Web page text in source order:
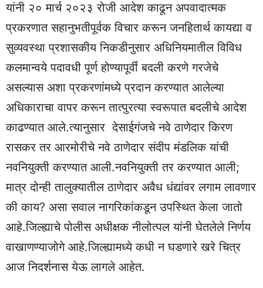
यांनी २० मार्च २०२३ रोजी आदेश काढून अपवादात्मक
प्रकरणात सहानुभतीपूर्वक विचार करून जनहितार्थ कायद्या व
सुव्यवस्था प्रशासकीय निकडीनुसार अधिनियमातील विविध
कलमान्वये पदावधी पूर्ण होण्यापूर्वी बदली करणे गरजेचे
असल्यास अशा प्रकरणांमध्ये प्रदान करण्यात आलेल्या
अधिकाराचा वापर करून तात्पुरत्या स्वरूपात बदलीचे आदेश
काढण्यात आले.त्यानुसार देसाईगंजचे नवे ठाणेदार किरण
रासकर तर आरमोरीचे नवे ठाणेदार संदीप मंडलिक यांची
नवनियुक्ती करण्यात आली.नवनियुक्ती तर करण्यात आली;
मात्र दोन्ही तालुक्यातील ठाणेदार अवैध धंद्यांवर लगाम लावणार
की काय? असा सवाल नागरिकांकडून उपस्थित केला जातो
आहे.जिल्ह्याचे पोलीस अधीक्षक नीलोत्पल यांनी घेतलेले निर्णय
वाखाणण्याजोगे आहे.जिल्ह्यामध्ये कधी न घडणारे खरे चित्र
आज निदर्शनास येऊ लागले आहेत.